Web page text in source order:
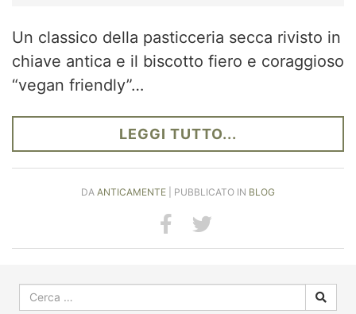
Un classico della pasticceria secca rivisto in
chiave antica e il biscotto fiero e coraggioso
“vegan friendly”…
LEGGI TUTTO...
DA ANTICAMENTE | PUBBLICATO IN BLOG